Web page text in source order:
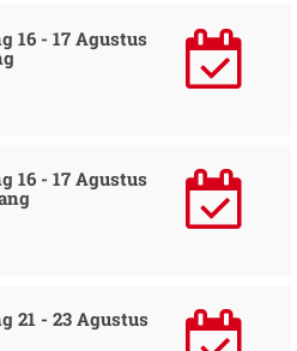
16 - 17 Agustus
16 - 17 Agustus
21 - 23 Agustus